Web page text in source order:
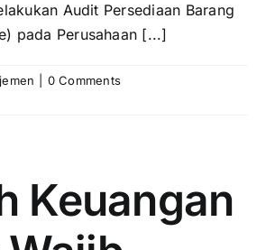
Audit Persediaan Barang
pada Perusahaan [...]
0 Comments
Keuangan